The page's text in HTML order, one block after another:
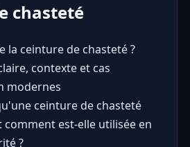
chasteté
la ceinture de chasteté ?
contexte et cas
modernes
ceinture de chasteté
est-elle utilisée en
?